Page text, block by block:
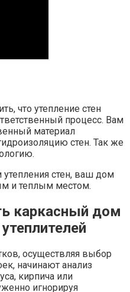
что утепление стен
процесс. Вам
материал
стен. Так же
стен, ваш дом
и теплым местом.
каркасный дом
осуществляя выбор
начинают анализ
кирпича или
игнорируя